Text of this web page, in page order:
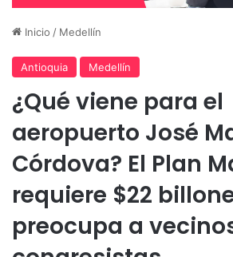
Inicio / Medellín
Antioquia Medellín
¿Qué viene para el
aeropuerto José
Córdova? El Plan
requiere $22
preocupa a